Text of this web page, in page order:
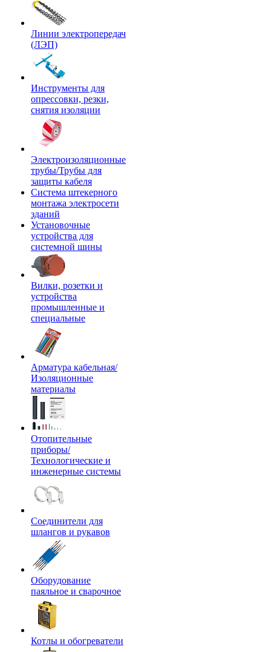
Линии электропередач
(ЛЭП)
Инструменты для
опрессовки, резки,
снятия изоляции
Электроизоляционные
трубы/Трубы для
защиты кабеля
Система штекерного
монтажа электросети
зданий
Установочные
устройства для
системной шины
Вилки, розетки и
устройства
промышленные и
специальные
Арматура кабельная/
Изоляционные
материалы
Отопительные
приборы/
Технологические и
инженерные системы
Соединители для
шлангов и рукавов
Оборудование
паяльное и сварочное
Котлы и обогреватели